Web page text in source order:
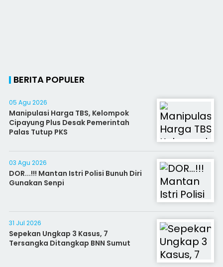
BERITA POPULER
05 Agu 2026
Manipulasi Harga TBS, Kelompok
Cipayung Plus Desak Pemerintah
Palas Tutup PKS
03 Agu 2026
DOR...!!! Mantan Istri Polisi Bunuh Diri
Gunakan Senpi
31 Jul 2026
Sepekan Ungkap 3 Kasus, 7
Tersangka Ditangkap BNN Sumut